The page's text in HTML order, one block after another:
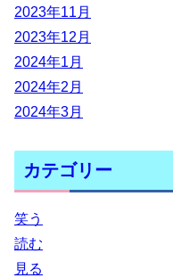
2023年11月
2023年12月
2024年1月
2024年2月
2024年3月
カテゴリー
笑う
読む
見る